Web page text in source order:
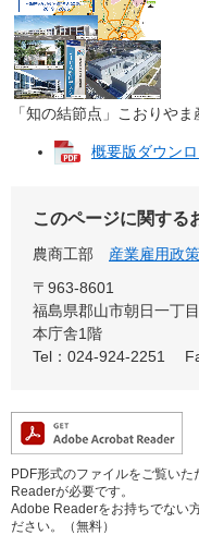
「知の結節点」こおりや
概要版ダウン
このページに関する
農商工部 産業雇用政
〒963-8601
福島県郡山市朝日一丁
本庁舎1階
Tel：024-924-2251
PDF形式のファイルをご覧い
Readerが必要です。
Adobe Readerをお持ちでない
ださい。（無料）